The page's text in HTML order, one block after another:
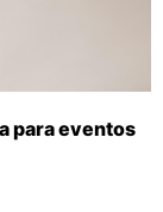
para eventos